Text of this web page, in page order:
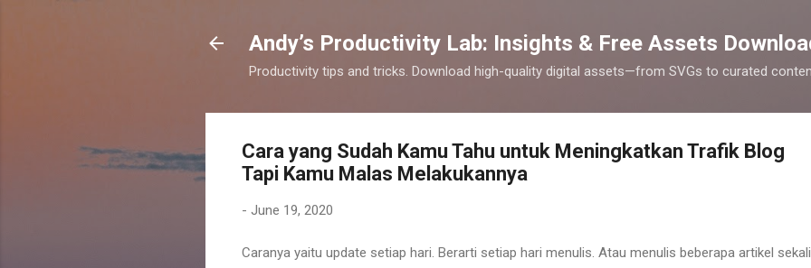
Andy’s Productivity Lab: Insights & Free Assets
Productivity tips and tricks. Download high-quality digital assets—from SVGs to curated
Cara yang Sudah Kamu Tahu untuk Meningkatkan Trafik Blog
Tapi Kamu Malas Melakukannya
- June 19, 2020
Caranya yaitu update setiap hari. Berarti setiap hari menulis. Atau menulis beberapa artikel